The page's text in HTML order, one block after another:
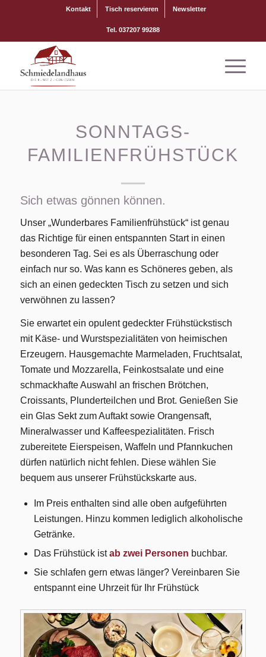
Kontakt Tisch reservieren Newsletter
Tel. 037207 99288
SONNTAGS-
FAMILIENFRÜHSTÜCK
Sich etwas gönnen können.
Unser „Wunderbares Familienfrühstück“ ist genau
das Richtige für einen entspannten Start in einen
besonderen Tag. Sei es als Überraschung oder
einfach nur so. Was kann es Schöneres geben, als
sich an einen gedeckten Tisch zu setzen und sich
verwöhnen zu lassen?
Sie erwartet ein opulent gedeckter Frühstückstisch
mit Käse- und Wurstspezialitäten von heimischen
Erzeugern. Hausgemachte Marmeladen, Fruchtsalat,
Tomate und Mozzarella, Feinkostsalate und eine
schmackhafte Auswahl an frischen Brötchen,
Croissants, Plunderteilchen und Brot. Genießen Sie
ein Glas Sekt zum Auftakt sowie Orangensaft,
Mineralwasser und Kaffeespezialitäten. Frisch
zubereitete Eierspeisen, Waffeln und Pfannkuchen
dürfen natürlich nicht fehlen. Diese wählen Sie
bequem aus unserer Frühstückskarte aus.
Im Preis enthalten sind alle oben aufgeführten
Leistungen. Hinzu kommen lediglich alkoholische
Getränke.
Das Frühstück istab zwei Personen buchbar.
Sie schlafen gern etwas länger? Vereinbaren Sie
entspannt eine Uhrzeit für Ihr Frühstück